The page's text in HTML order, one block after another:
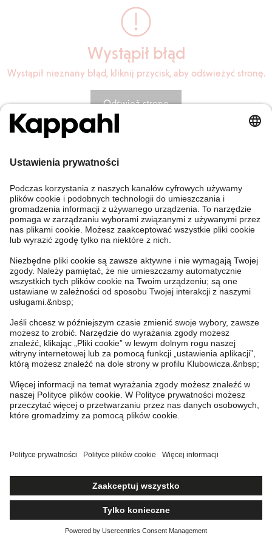
Wystąpił błąd
Wystąpił nieznany błąd, kliknij przycisk, aby odświeżyć stronę.
Odśwież stronę